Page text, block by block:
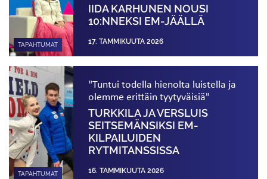
TAPAHTUMAT
IIDA KARHUNEN NOUSI
10:NNEKSI EM-JÄÄLLÄ
17. TAMMIKUUTA 2026
TAPAHTUMAT
"Tuntui todella hienolta luistella ja
olemme erittäin tyytyväisiä"
TURKKILA JA VERSLUIS
SEITSEMÄNSIKSI EM-
KILPAILUIDEN
RYTMITANSSISSA
16. TAMMIKUUTA 2026